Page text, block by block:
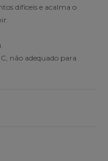
difíceis e acalma o
não adequado para